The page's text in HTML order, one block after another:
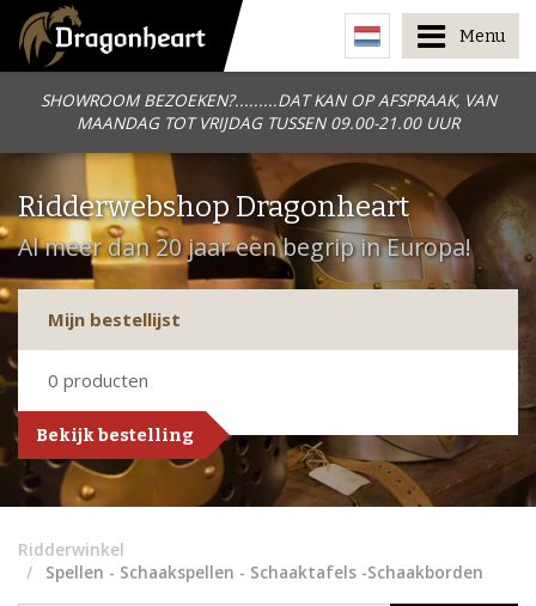
SHOWROOM BEZOEKEN?.........DAT KAN OP AFSPRAAK, VAN
MAANDAG TOT VRIJDAG TUSSEN 09.00-21.00 UUR
Menu
Ridderwebshop Dragonheart
Al meer dan 20 jaar een begrip in Europa!
Mijn bestellijst
0 producten
Bekijk bestelling
Ridderwinkel
Spellen - Schaakspellen - Schaaktafels -Schaakborden